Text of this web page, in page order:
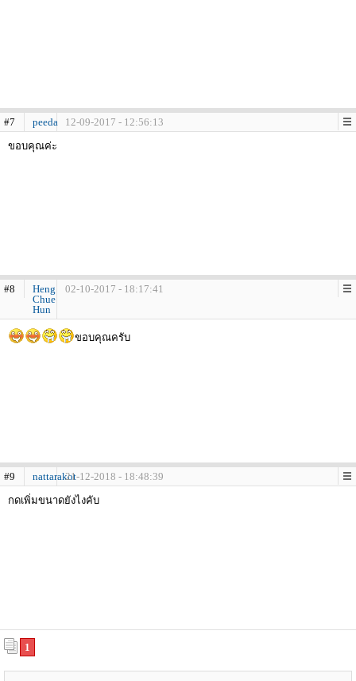
#7 peeda
12-09-2017 - 12:56:13
ขอบคุณค่ะ
#8
Heng
Chue
Hun
02-10-2017 - 18:17:41
ขอบคุณครับ
#9 nattarakot21-12-2018 - 18:48:39
กดเพิ่มขนาดยังไงคับ
1